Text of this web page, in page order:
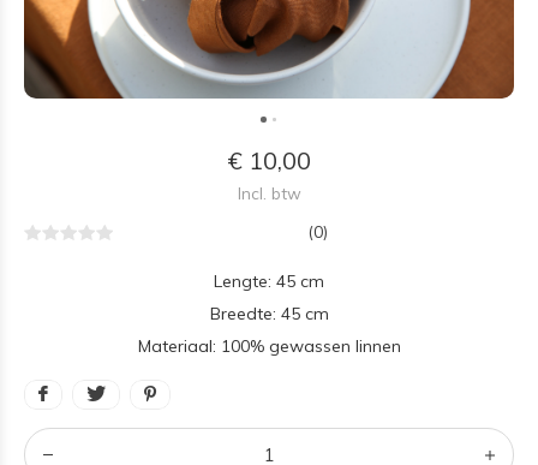
€ 10,00
Incl. btw
(0)
Lengte: 45 cm
Breedte: 45 cm
Materiaal: 100% gewassen linnen